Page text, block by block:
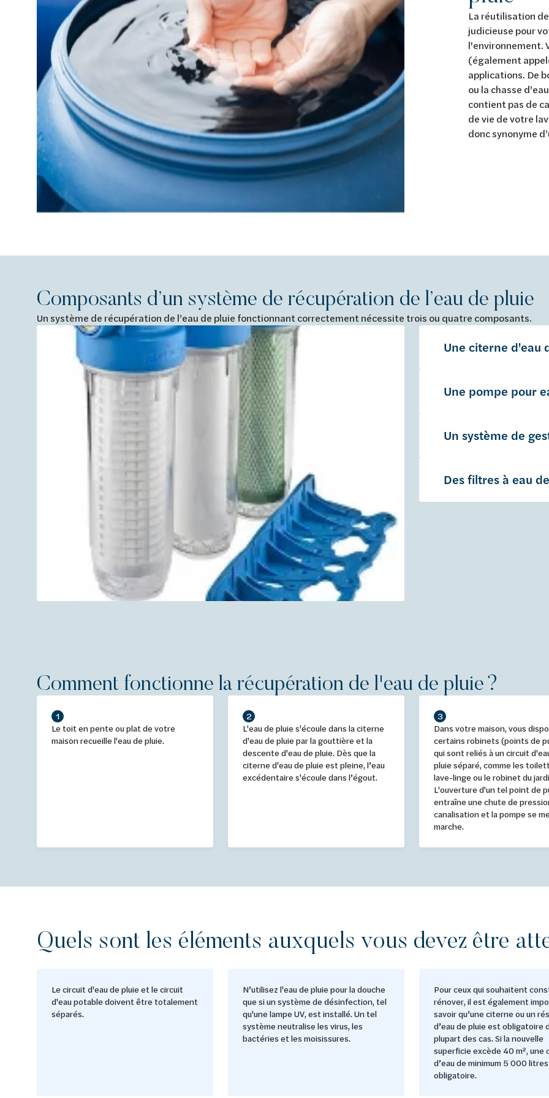
La réutilisation
judicieuse pour
l'environnement.
(également
applications. De
ou la chasse
contient pas de
de vie de votre
donc synonyme
Composants d’un système de récupération de l’eau de pluie
Un système de récupération de l’eau de pluie fonctionnant correctement nécessite trois ou quatre composants.
Une citerne d'eau
Une pompe pour
Un système de
Des filtres à eau
Comment fonctionne la récupération de l'eau de pluie ?
1
Le toit en pente ou plat de votre
maison recueille l'eau de pluie.
2
L'eau de pluie s'écoule dans la citerne
d'eau de pluie par la gouttière et la
descente d'eau de pluie. Dès que la
citerne d'eau de pluie est pleine, l’eau
excédentaire s'écoule dans l’égout.
3
Dans votre maison, vous
certains robinets (points de
qui sont reliés à un circuit
pluie séparé, comme les
lave-linge ou le robinet du
L'ouverture d'un tel point de
entraîne une chute de
canalisation et la pompe se
marche.
Quels sont les éléments auxquels vous devez être
Le circuit d'eau de pluie et le circuit
d'eau potable doivent être totalement
séparés.
N’utilisez l'eau de pluie pour la douche
que si un système de désinfection, tel
qu'une lampe UV, est installé. Un tel
système neutralise les virus, les
bactéries et les moisissures.
Pour ceux qui souhaitent
rénover, il est également
savoir qu’une citerne ou un
d’eau de pluie est obligatoire
plupart des cas. Si la nouvelle
superficie excède 40 m², une
d’eau de minimum 5 000
obligatoire.